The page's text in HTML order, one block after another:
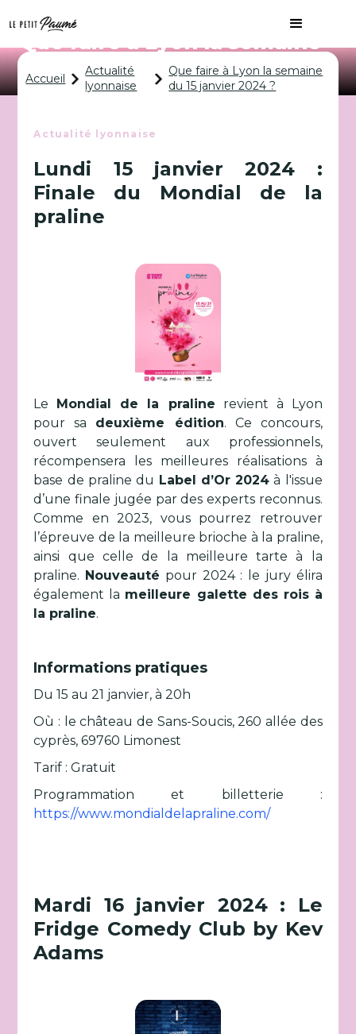
Que faire à Lyon la semaine
du 15 janvier 2024 ?
Accueil
Actualité
lyonnaise
Que faire à Lyon la semaine
du 15 janvier 2024 ?
Actualité lyonnaise
Lundi 15 janvier 2024 :
Finale du Mondial de la
praline
Le Mondial de la praline revient à Lyon
pour sa deuxième édition. Ce concours,
ouvert seulement aux professionnels,
récompensera les meilleures réalisations à
base de praline du Label d’Or 2024 à l'issue
d’une finale jugée par des experts reconnus.
Comme en 2023, vous pourrez retrouver
l’épreuve de la meilleure brioche à la praline,
ainsi que celle de la meilleure tarte à la
praline. Nouveauté pour 2024 : le jury élira
également la meilleure galette des rois à
la praline.
Informations pratiques
Du 15 au 21 janvier, à 20h
Où : le château de Sans-Soucis, 260 allée des
cyprès, 69760 Limonest
Tarif : Gratuit
Programmation et billetterie :
https://www.mondialdelapraline.com/
Mardi 16 janvier 2024 : Le
Fridge Comedy Club by Kev
Adams